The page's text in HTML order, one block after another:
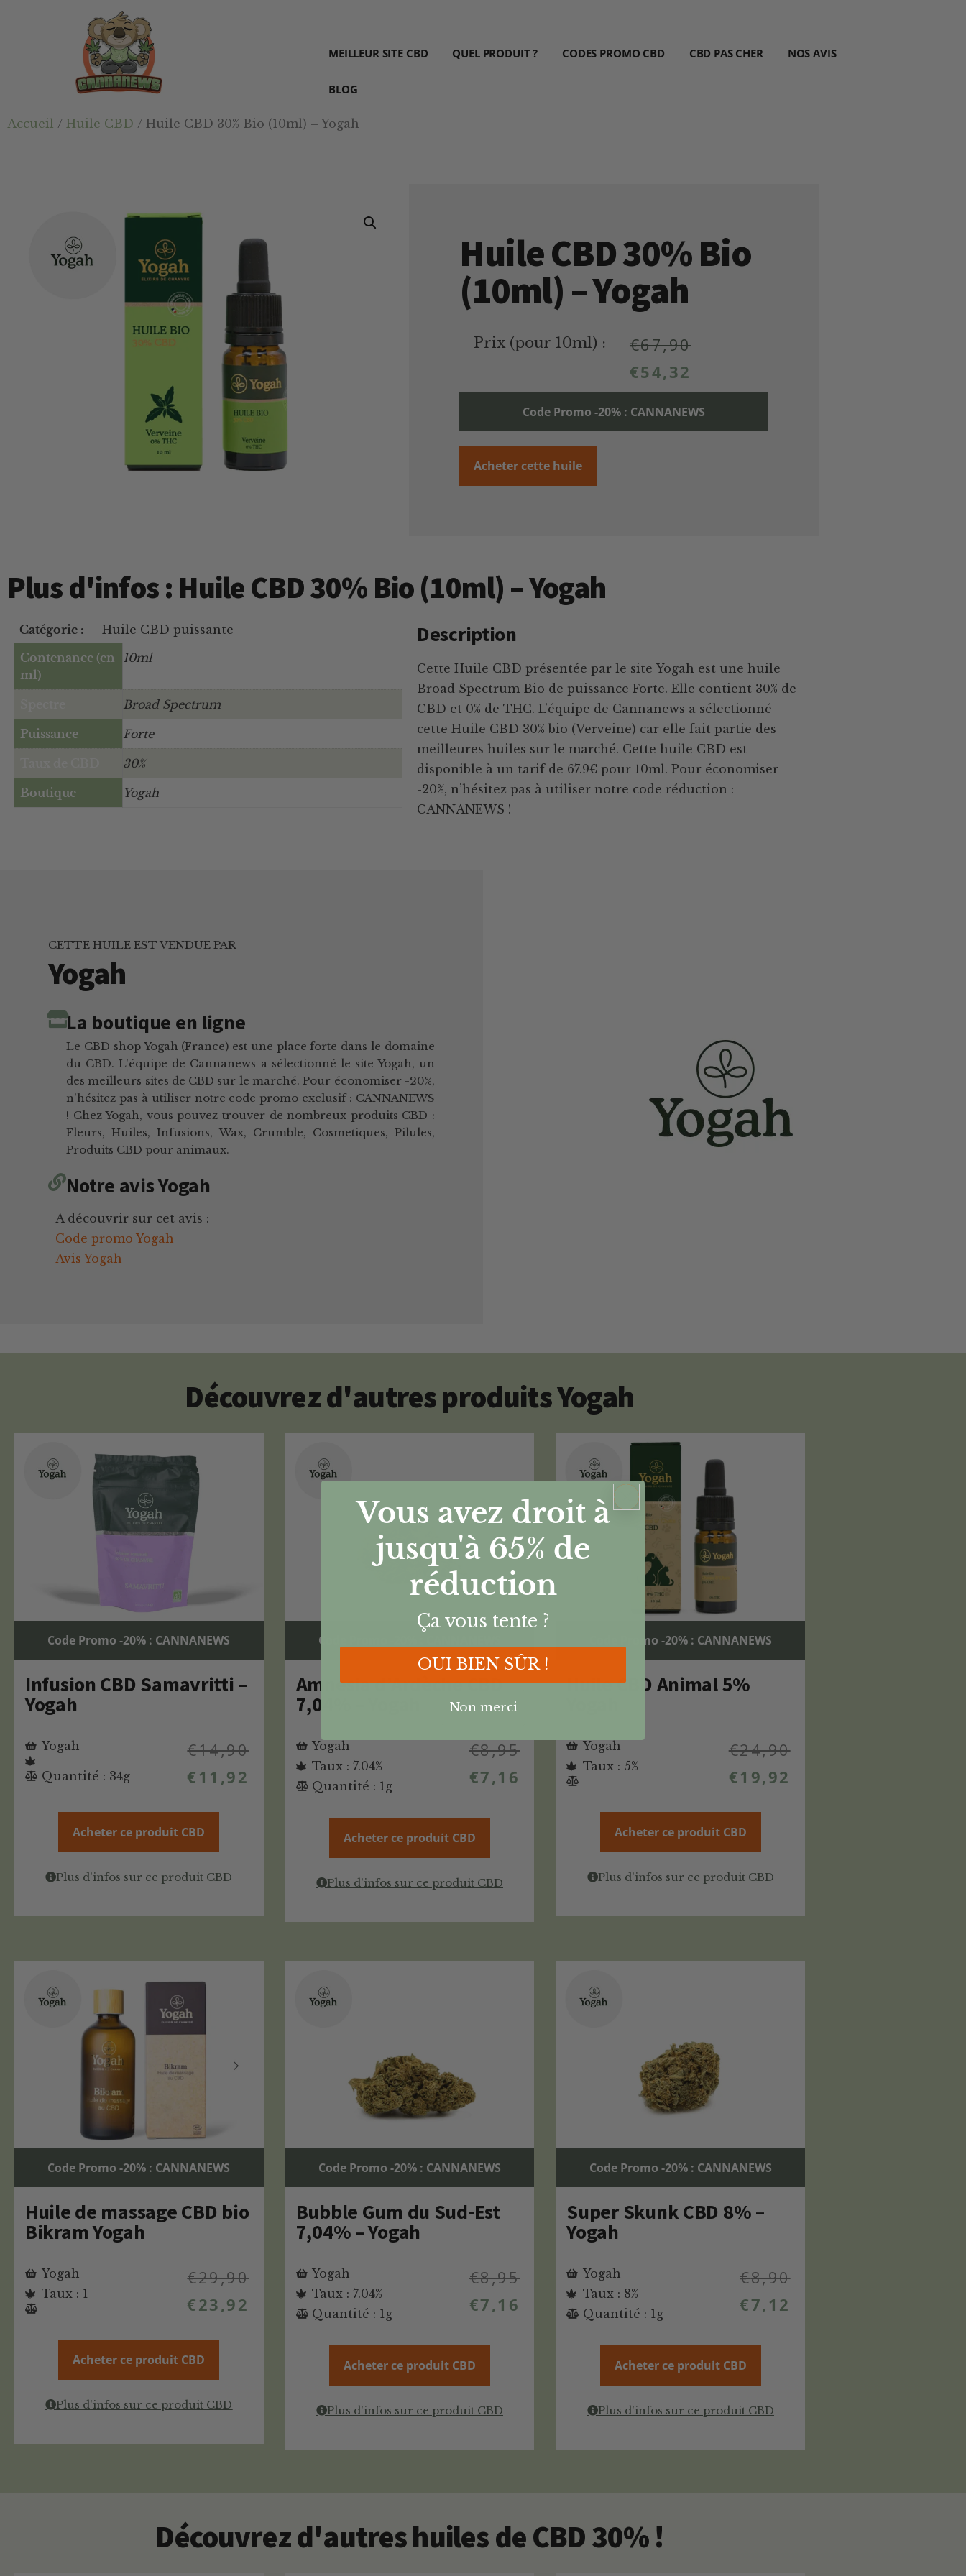
Cannanews.fr
MEILLEUR SITE CBD QUEL PRODUIT ? CODES PROMO CBD CBD PAS CHER NOS AVIS
BLOG
Accueil / Huile CBD / Huile CBD 30% Bio (10ml) – Yogah
Huile CBD 30% Bio
(10ml) – Yogah
Prix (pour 10ml) : €67,90
€54,32
Code Promo -20% : CANNANEWS
Acheter cette huile
Plus d'infos : Huile CBD 30% Bio (10ml) – Yogah
Catégorie :
Huile CBD puissante
Contenance (en
ml)
10ml
Broad Spectrum
Puissance Forte
30%
Boutique Yogah
Description
Cette Huile CBD présentée par le site Yogah est une huile
Broad Spectrum Bio de puissance Forte. Elle contient 30% de
CBD et 0% de THC. L’équipe de Cannanews a sélectionné
cette Huile CBD 30% bio (Verveine) car elle fait partie des
meilleures huiles sur le marché. Cette huile CBD est
disponible à un tarif de 67.9€ pour 10ml. Pour économiser
-20%, n’hésitez pas à utiliser notre code réduction :
CANNANEWS !
CETTE HUILE EST VENDUE PAR
Yogah
La boutique en ligne
Le CBD shop Yogah (France) est une place forte dans le domaine
du CBD. L'équipe de Cannanews a sélectionné le site Yogah, un
des meilleurs sites de CBD sur le marché. Pour économiser -20%,
n'hésitez pas à utiliser notre code promo exclusif : CANNANEWS
! Chez Yogah, vous pouvez trouver de nombreux produits CBD :
Fleurs, Huiles, Infusions, Wax, Crumble, Cosmetiques, Pilules,
Produits CBD pour animaux.
Notre avis Yogah
A découvrir sur cet avis :
Code promo Yogah
Avis Yogah
Découvrez d'autres produits Yogah
Code Promo -20% : CANNANEWS
Infusion CBD Samavritti –
Yogah
Yogah
Quantité : 34g
€14,90
€ 11,92
Acheter ce produit CBD
Plus d'infos sur ce produit CBD
Code Promo -20% : CANNANEWS
Amnesia d’Ardèche CBD
7,04% – Yogah
Yogah
Taux : 7.04%
Quantité : 1g
€8,95
€7,16
Acheter ce produit CBD
Plus d'infos sur ce produit CBD
Code Promo -20% : CANNANEWS
Huile CBD Animal 5%
Yogah
Taux : 5%
€24,90
€19,92
Acheter ce produit CBD
Plus d'infos sur ce produit CBD
Code Promo -20% : CANNANEWS
Huile de massage CBD bio
Bikram Yogah
Yogah
Taux : 1
€29,90
€23,92
Acheter ce produit CBD
Plus d'infos sur ce produit CBD
Code Promo -20% : CANNANEWS
Bubble Gum du Sud-Est
7,04% – Yogah
Yogah
Taux : 7.04%
Quantité : 1g
€8,95
€7,16
Acheter ce produit CBD
Plus d'infos sur ce produit CBD
Code Promo -20% : CANNANEWS
Super Skunk CBD 8% –
Yogah
Yogah
Taux : 8%
Quantité : 1g
€8,90
€7,12
Acheter ce produit CBD
Plus d'infos sur ce produit CBD
Découvrez d'autres huiles de CBD 30% !
Vous avez droit à
jusqu'à 65% de
réduction
Ça vous tente ?
OUI BIEN SÛR !
Non merci